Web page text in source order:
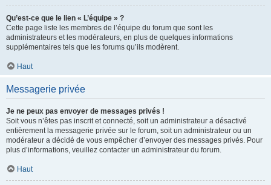
Qu’est-ce que le lien « L’équipe » ?
Cette page liste les membres de l’équipe du forum que sont les
administrateurs et les modérateurs, en plus de quelques informations
supplémentaires tels que les forums qu’ils modèrent.
Haut
Messagerie privée
Je ne peux pas envoyer de messages privés !
Soit vous n’êtes pas inscrit et connecté, soit un administrateur a désactivé
entièrement la messagerie privée sur le forum, soit un administrateur ou un
modérateur a décidé de vous empêcher d’envoyer des messages privés. Pour
plus d’informations, veuillez contacter un administrateur du forum.
Haut